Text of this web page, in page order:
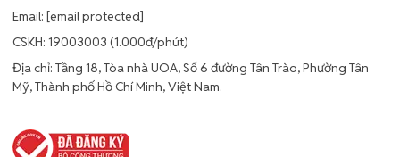
Email: [email protected]
CSKH: 19003003 (1.000đ/phút)
Địa chỉ: Tầng 18, Tòa nhà UOA, Số 6 đường Tân Trào, Phường Tân
Mỹ, Thành phố Hồ Chí Minh, Việt Nam.